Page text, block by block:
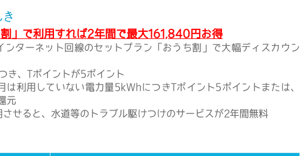
」で利用すれば2年間で最大161,840円お得
ンターネット回線のセットプラン「おうち割」で大幅ディスカウン
き、Tポイントが5ポイント
は利用していない電力量5kWhにつきTポイント5ポイントまたは、
元
させると、水道等のトラブル駆けつけのサービスが2年間無料